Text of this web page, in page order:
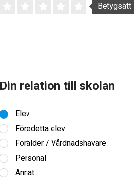
Betygsätt
Din relation till skolan
Elev
Föredetta elev
Förälder / Vårdnadshavare
Personal
Annat